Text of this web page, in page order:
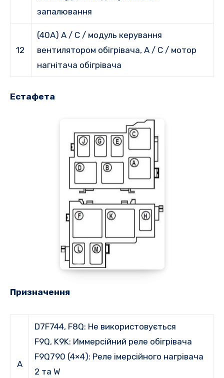
запалювання
12
(40A) A / C / модуль керування
вентилятором обігрівача, A / C / мотор
нагнітача обігрівача
Естафета
Призначення
A
D7F744, F8Q: Не використовується
F9Q, K9K: Иммерсійний реле обігрівача
F9Q790 (4×4): Реле імерсійного нагрівача
2 та W